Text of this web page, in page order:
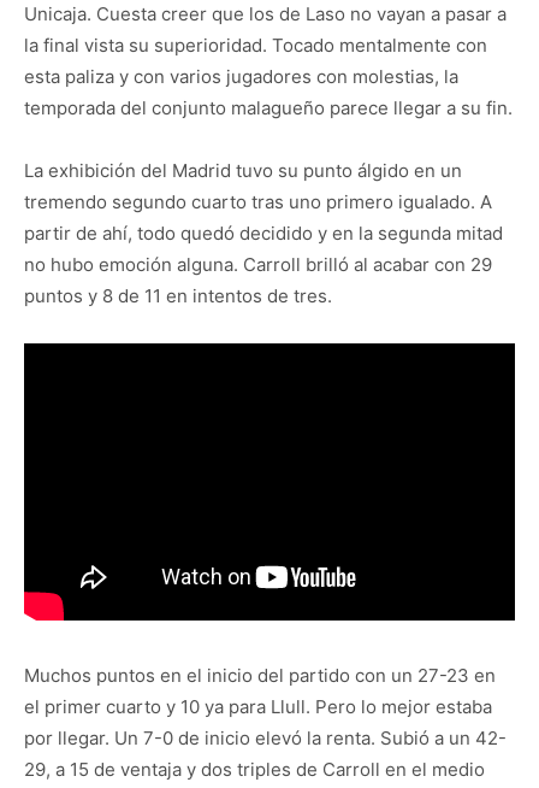
Unicaja. Cuesta creer que los de Laso no vayan a pasar a
la final vista su superioridad. Tocado mentalmente con
esta paliza y con varios jugadores con molestias, la
temporada del conjunto malagueño parece llegar a su fin.
La exhibición del Madrid tuvo su punto álgido en un
tremendo segundo cuarto tras uno primero igualado. A
partir de ahí, todo quedó decidido y en la segunda mitad
no hubo emoción alguna. Carroll brilló al acabar con 29
puntos y 8 de 11 en intentos de tres.
Muchos puntos en el inicio del partido con un 27-23 en
el primer cuarto y 10 ya para Llull. Pero lo mejor estaba
por llegar. Un 7-0 de inicio elevó la renta. Subió a un 42-
29, a 15 de ventaja y dos triples de Carroll en el medio